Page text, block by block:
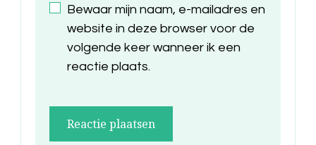
Bewaar mijn naam, e-mailadres en
website in deze browser voor de
volgende keer wanneer ik een
reactie plaats.